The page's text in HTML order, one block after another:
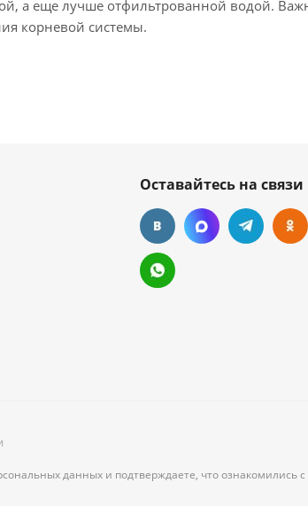
а еще лучше отфильтрованной водой.
корневой системы.
Оставайтесь на связи
данных и подтверждаете, что ознакомились с